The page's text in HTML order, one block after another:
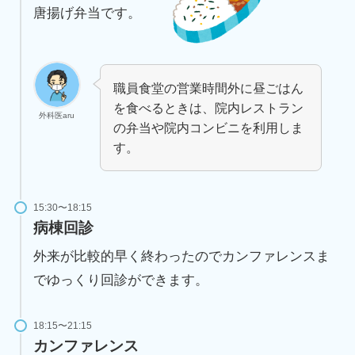
唐揚げ弁当です。
外科医aru
職員食堂の営業時間外に昼ごはん
を食べるときは、院内レストラン
の弁当や院内コンビニを利用しま
す。
15:30〜18:15
病棟回診
外来が比較的早く終わったのでカンファレンスま
でゆっくり回診ができます。
18:15〜21:15
カンファレンス